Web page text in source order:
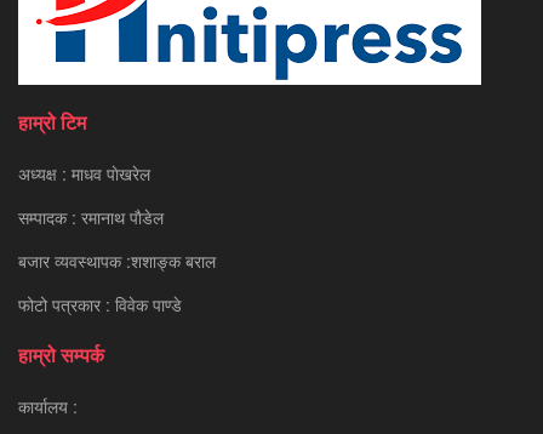
हाम्रो टिम
अध्यक्ष : माधव पाेखरेल
सम्पादक : रमानाथ पाैडेल
बजार व्यवस्थापक :शशाङ्क बराल
फोटो पत्रकार : विवेक पाण्डे
हाम्रो सम्पर्क
कार्यालय :